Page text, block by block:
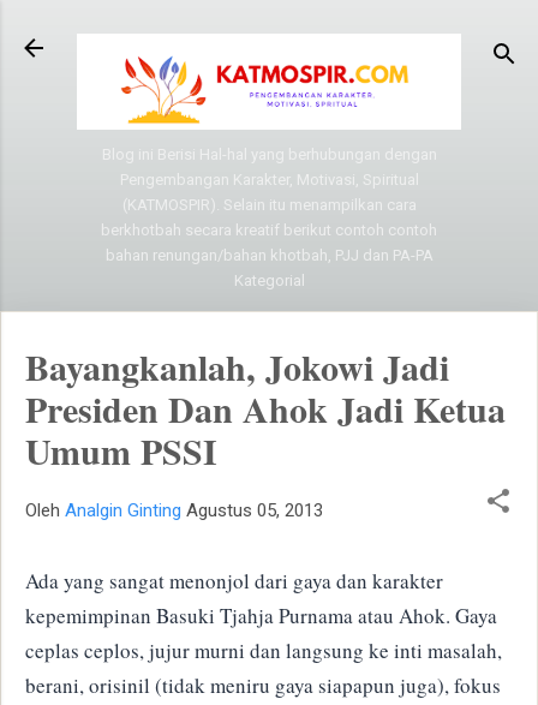
Langsung ke konten utama
Blog ini Berisi Hal-hal yang berhubungan dengan
Pengembangan Karakter, Motivasi, Spiritual
(KATMOSPIR). Selain itu menampilkan cara
berkhotbah secara kreatif berikut contoh contoh
bahan renungan/bahan khotbah, PJJ dan PA-PA
Kategorial
Bayangkanlah, Jokowi Jadi
Presiden Dan Ahok Jadi Ketua
Umum PSSI
Oleh Analgin Ginting Agustus 05, 2013
Ada yang sangat menonjol dari gaya dan karakter
kepemimpinan Basuki Tjahja Purnama atau Ahok. Gaya
ceplas ceplos, jujur murni dan langsung ke inti masalah,
berani, orisinil (tidak meniru gaya siapapun juga),fokus